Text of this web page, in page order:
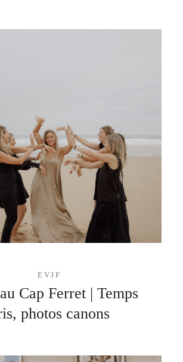
EVJF
Cap Ferret | Temps
photos canons